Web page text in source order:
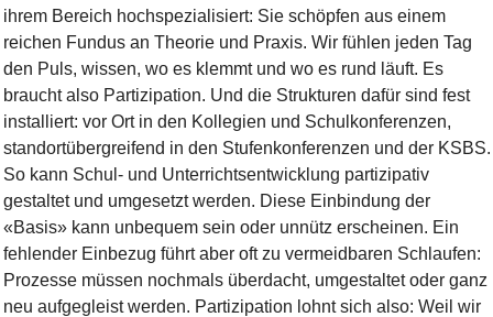
ihrem Bereich hochspezialisiert: Sie schöpfen aus einem
reichen Fundus an Theorie und Praxis. Wir fühlen jeden Tag
den Puls, wissen, wo es klemmt und wo es rund läuft. Es
braucht also Partizipation. Und die Strukturen dafür sind fest
installiert: vor Ort in den Kollegien und Schulkonferenzen,
standortübergreifend in den Stufenkonferenzen und der KSBS.
So kann Schul- und Unterrichtsentwicklung partizipativ
gestaltet und umgesetzt werden. Diese Einbindung der
«Basis» kann unbequem sein oder unnütz erscheinen. Ein
fehlender Einbezug führt aber oft zu vermeidbaren Schlaufen:
Prozesse müssen nochmals überdacht, umgestaltet oder ganz
neu aufgegleist werden. Partizipation lohnt sich also: Weil wir